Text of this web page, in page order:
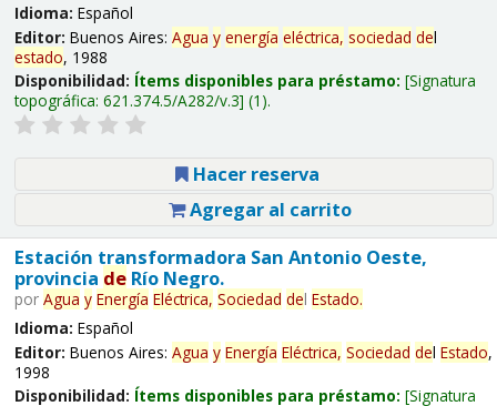
Idioma: Español
Editor: Buenos Aires: Agua y energía eléctrica, sociedad del
estado, 1988
Disponibilidad: Ítems disponibles para préstamo: Signatura
topográfica: 621.374.5/A282/v.3 (1).
Hacer reserva
Agregar al carrito
Estación transformadora San Antonio Oeste,
provincia deRío Negro.
por Agua y Energía Eléctrica, Sociedad del Estado.
Idioma: Español
Editor: Buenos Aires: Agua y Energía Eléctrica, Sociedad del Estado,
1998
Disponibilidad: Ítems disponibles para préstamo: Signatura